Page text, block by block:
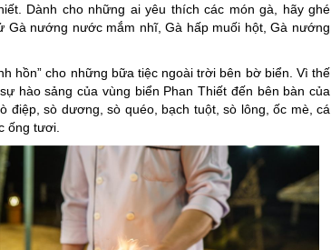
Dành cho những ai yêu thích các món gà, hãy ghé
Gà nướng nước mắm nhĩ, Gà hấp muối hột, Gà nướng
hồn” cho những bữa tiệc ngoài trời bên bờ biển. Vì thế
hào sảng của vùng biển Phan Thiết đến bên bàn của
điệp, sò dương, sò quéo, bạch tuột, sò lông, ốc mè, cá
ống tươi.